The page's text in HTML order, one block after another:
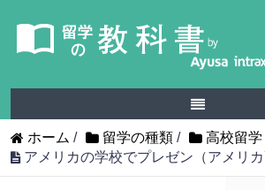
ホーム / 留学の種類 / 高校留
アメリカの学校でプレゼン（アメリカ